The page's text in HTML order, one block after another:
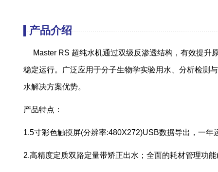
产品介绍
Master RS 超纯水机通过双级反渗透结构，有效提升
稳定运行。广泛应用于分子生物学实验用水、分析检测
水解决方案优势。
产品特点：
1.5寸彩色触摸屏(分辨率:480X272)USB数据导出，一年
2.高精度定质双路定量带矫正出水；全面的耗材管理功